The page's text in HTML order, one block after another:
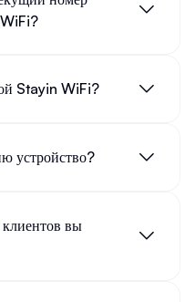
WiFi?
Stayin WiFi?
устройство?
вы